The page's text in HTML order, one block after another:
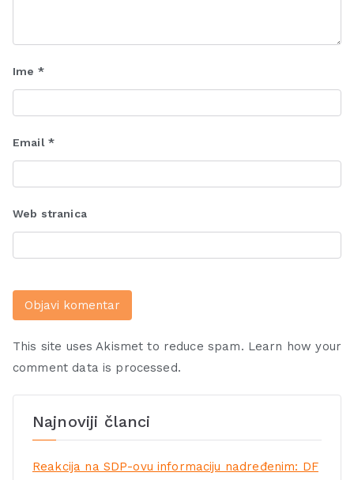
Ime *
Email *
Web stranica
This site uses Akismet to reduce spam. Learn how your
comment data is processed.
Najnoviji članci
Reakcija na SDP-ovu informaciju nadređenim: DF